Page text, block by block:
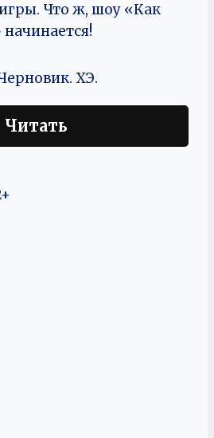
игры. Что ж, шоу «Как
начинается!
ХЭ.
Читать